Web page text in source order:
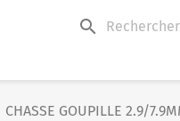
search
CHASSE GOUPILLE 2.9/